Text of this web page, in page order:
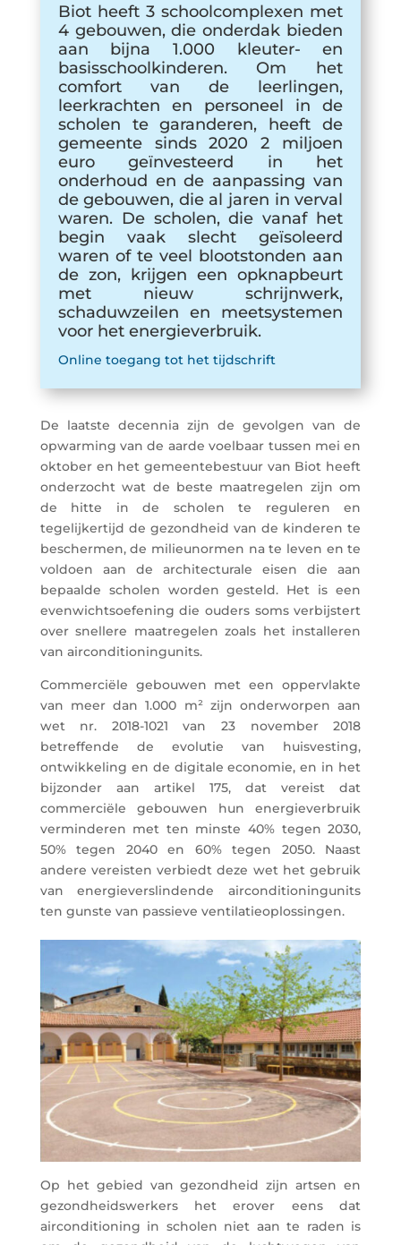
Biot heeft 3 schoolcomplexen met
4 gebouwen, die onderdak bieden
aan bijna 1.000 kleuter- en
basisschoolkinderen. Om het
comfort van de leerlingen,
leerkrachten en personeel in de
scholen te garanderen, heeft de
gemeente sinds 2020 2 miljoen
euro geïnvesteerd in het
onderhoud en de aanpassing van
de gebouwen, die al jaren in verval
waren. De scholen, die vanaf het
begin vaak slecht geïsoleerd
waren of te veel blootstonden aan
de zon, krijgen een opknapbeurt
met nieuw schrijnwerk,
schaduwzeilen en meetsystemen
voor het energieverbruik.
Online toegang tot het tijdschrift
De laatste decennia zijn de gevolgen van de
opwarming van de aarde voelbaar tussen mei en
oktober en het gemeentebestuur van Biot heeft
onderzocht wat de beste maatregelen zijn om
de hitte in de scholen te reguleren en
tegelijkertijd de gezondheid van de kinderen te
beschermen, de milieunormen na te leven en te
voldoen aan de architecturale eisen die aan
bepaalde scholen worden gesteld. Het is een
evenwichtsoefening die ouders soms verbijstert
over snellere maatregelen zoals het installeren
van airconditioningunits.
Commerciële gebouwen met een oppervlakte
van meer dan 1.000 m² zijn onderworpen aan
wet nr. 2018-1021 van 23 november 2018
betreffende de evolutie van huisvesting,
ontwikkeling en de digitale economie, en in het
bijzonder aan artikel 175, dat vereist dat
commerciële gebouwen hun energieverbruik
verminderen met ten minste 40% tegen 2030,
50% tegen 2040 en 60% tegen 2050. Naast
andere vereisten verbiedt deze wet het gebruik
van energieverslindende airconditioningunits
ten gunste van passieve ventilatieoplossingen.
Op het gebied van gezondheid zijn artsen en
gezondheidswerkers het erover eens dat
airconditioning in scholen niet aan te raden is